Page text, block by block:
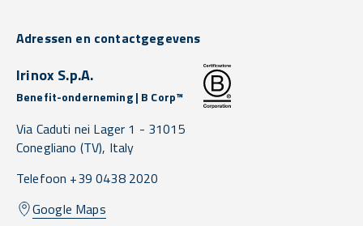
Adressen en contactgegevens
Irinox S.p.A.
Benefit-onderneming | B Corp™
Via Caduti nei Lager 1 - 31015
Conegliano (TV), Italy
Telefoon +39 0438 2020
Google Maps